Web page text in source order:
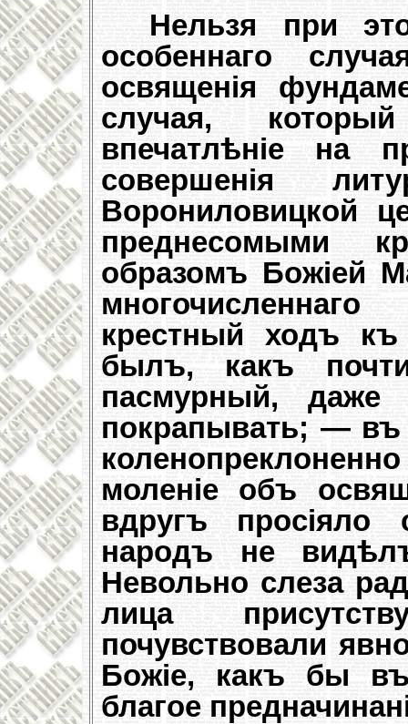
Нельзя при
особеннаго
освященія
случая,
впечатлѣніе на
совершенія
Ворониловицкой
преднесомыми
образомъ Божіей
крестный ходъ
былъ, какъ
пасмурный,
покрапывать; — въ
моленіе объ
вдругъ просіяло
народъ не
Невольно слеза
лица
почувствовали
Божіе, какъ бы
благое